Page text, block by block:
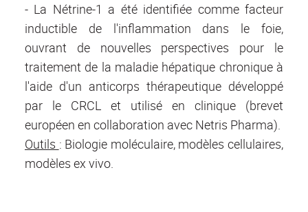
- La Nétrine-1 a été identifiée comme facteur
inductible de l'inflammation dans le foie,
ouvrant de nouvelles perspectives pour le
traitement de la maladie hépatique chronique à
l'aide d'un anticorps thérapeutique développé
par le CRCL et utilisé en clinique (brevet
européen en collaboration avec Netris Pharma).
Outils : Biologie moléculaire, modèles cellulaires,
modèles ex vivo.